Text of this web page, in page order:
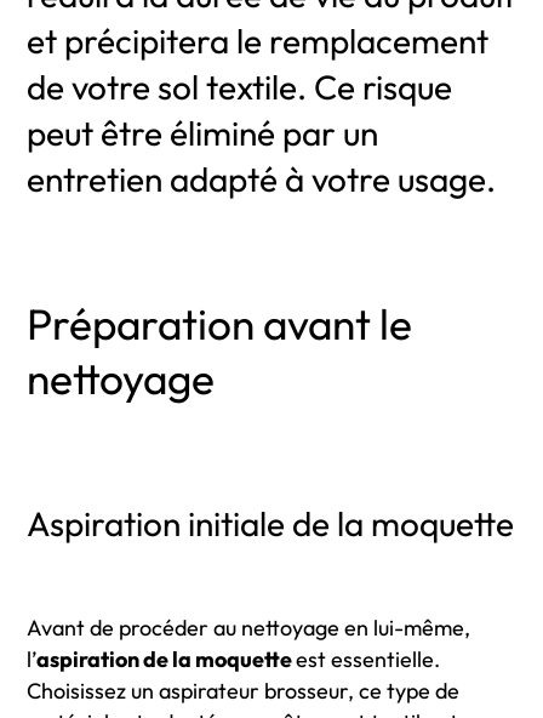
et précipitera le remplacement
de votre sol textile. Ce risque
peut être éliminé par un
entretien adapté à votre usage.
Préparation avant le
nettoyage
Aspiration initiale de la moquette
Avant de procéder au nettoyage en lui-même,
l’aspiration de la moquetteest essentielle.
Choisissez un aspirateur brosseur, ce type de